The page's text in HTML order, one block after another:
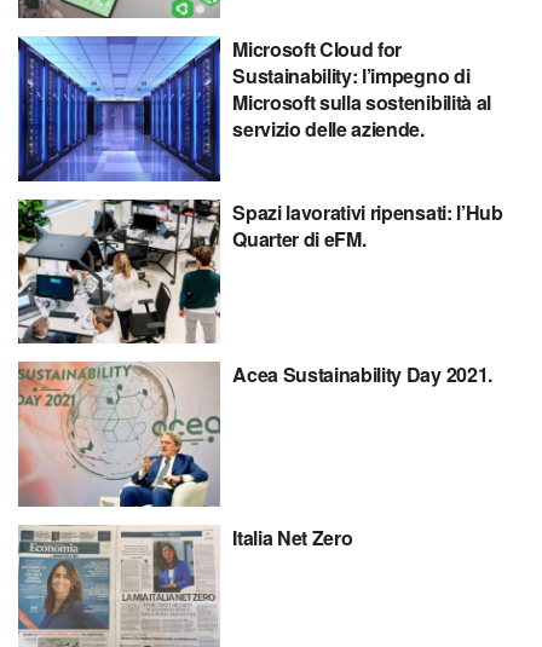
Microsoft Cloud for
Sustainability: l’impegno di
Microsoft sulla sostenibilità al
servizio delle aziende.
Spazi lavorativi ripensati: l’Hub
Quarter di eFM.
Acea Sustainability Day 2021.
Italia Net Zero